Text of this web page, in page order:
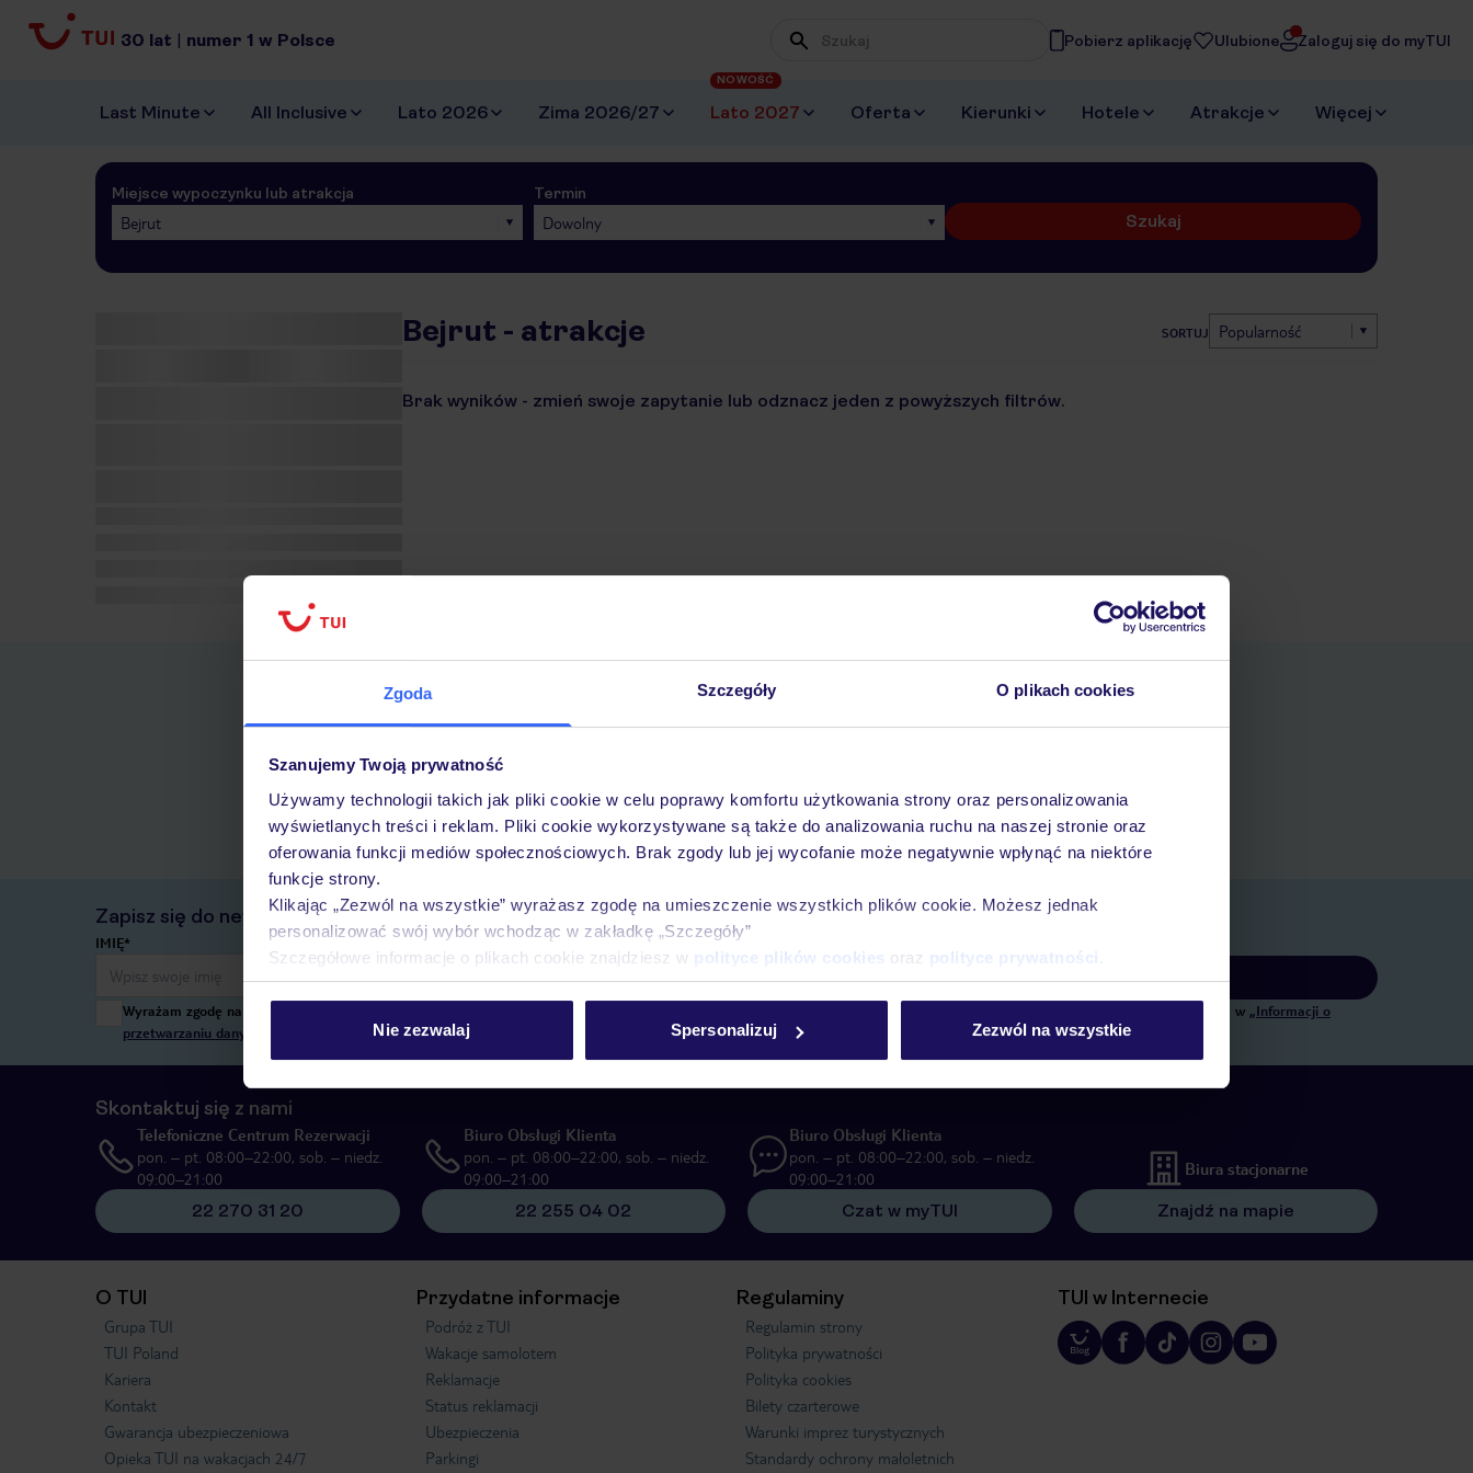
Zgoda Szczegóły O plikach cookies
Szanujemy Twoją prywatność
Używamy technologii takich jak pliki cookie w celu poprawy komfortu użytkowania strony oraz personalizowania
wyświetlanych treści i reklam. Pliki cookie wykorzystywane są także do analizowania ruchu na naszej stronie oraz
oferowania funkcji mediów społecznościowych. Brak zgody lub jej wycofanie może negatywnie wpłynąć na niektóre
funkcje strony.
Klikając „Zezwól na wszystkie” wyrażasz zgodę na umieszczenie wszystkich plików cookie. Możesz jednak
personalizować swój wybór wchodząc w zakładkę „Szczegóły”
Szczegółowe informacje o plikach cookie znajdziesz w polityce plików cookies oraz polityce prywatności
Nie zezwalaj Spersonalizuj Zezwól na wszystkie
30 lat | numer 1 w Polsce Pobierz aplikację Ulubione Zaloguj się do myTUI
Last Minute All Inclusive Lato 2026 Zima 2026/27 Lato 2027
NOWOŚĆ
Oferta Kierunki Hotele Atrakcje Więcej
Miejsce wypoczynku lub atrakcja
Bejrut
Termin
Dowolny Szukaj
Bejrut - atrakcje SORTUJ Popularność
Brak wyników - zmień swoje zapytanie lub odznacz jeden z powyższych filtrów.
Pobierz bezpłatną aplikację TUI
Szybkie wyszukiwanie i przeglądanie ofert
Kontakt z TUI i wszystkie informacje o Twojej rezerwacji w myTUI
Zapisz się do newslettera
IMIĘ* E-MAIL*
Zapisz się
Wyrażam zgodę na przetwarzanie danych osobowych przez TUI Poland Sp. z o.o. i TUI Poland Dystrybucja Sp. z o.o. w celach marketingowych, w zakresie oraz celu wskazanym w „Informacji o
przetwarzaniu danych osobowych”
, poprzez elektroniczną formę komunikacji (e-mail), także z użyciem tzw. automatycznych systemów wywołujących.
Skontaktuj się z nami
Telefoniczne Centrum Rezerwacji
pon. – pt. 08:00–22:00, sob. – niedz.
09:00–21:00
22 270 31 20
Biuro Obsługi Klienta
pon. – pt. 08:00–22:00, sob. – niedz.
09:00–21:00
22 255 04 02
Biuro Obsługi Klienta
pon. – pt. 08:00–22:00, sob. – niedz.
09:00–21:00
Czat w myTUI
Biura stacjonarne
Znajdź na mapie
O TUI
Grupa TUI
TUI Poland
Kariera
Kontakt
Gwarancja ubezpieczeniowa
Opieka TUI na wakacjach 24/7
Przydatne informacje
Podróż z TUI
Wakacje samolotem
Reklamacje
Status reklamacji
Ubezpieczenia
Parkingi
Regulaminy
Regulamin strony
Polityka prywatności
Polityka cookies
Bilety czarterowe
Warunki imprez turystycznych
Standardy ochrony małoletnich
TUI w Internecie